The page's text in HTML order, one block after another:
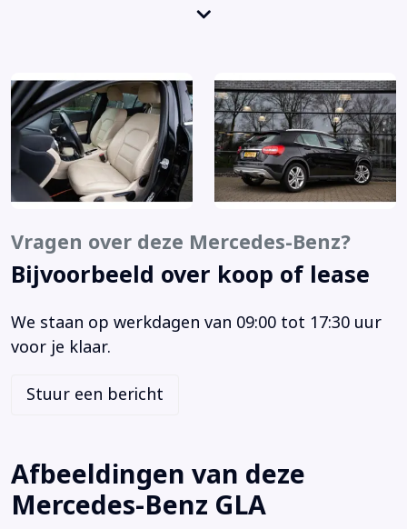
Actieve parkeerassistent inclusief PARKTRONIC (235)
Airbag(s) hoofd achter
Airbag(s) hoofd voor
Airbag(s) knie
Airbag(s) side voor
Airbag passagier
Airco
Alarm klasse 1(startblokkering)
Anti Blokkeer Systeem
Anti doorSlip Regeling
Bandenspanningscontrolesysteem
Boordcomputer
Brake Assist System
Vragen over deze Mercedes-Benz?
Bijvoorbeeld over koop of lease
We staan op werkdagen van 09:00 tot 17:30 uur
voor je klaar.
Stuur een bericht
Afbeeldingen van deze
Mercedes-Benz GLA